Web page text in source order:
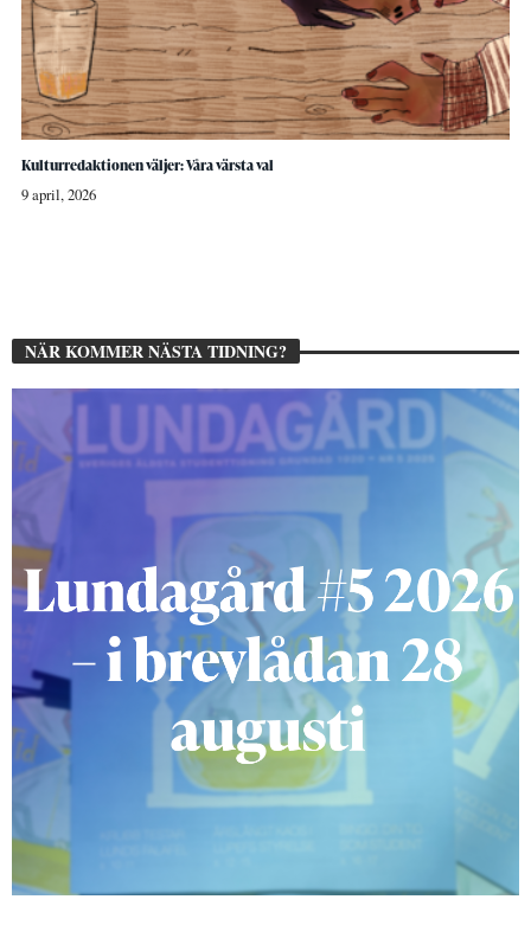
Kulturredaktionen väljer: Våra värsta val
9 april, 2026
NÄR KOMMER NÄSTA TIDNING?